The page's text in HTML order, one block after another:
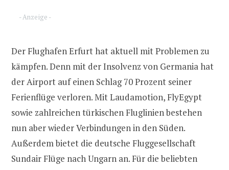
- Anzeige -
Der Flughafen Erfurt hat aktuell mit Problemen zu
kämpfen. Denn mit der Insolvenz von Germania hat
der Airport auf einen Schlag 70 Prozent seiner
Ferienflüge verloren. Mit Laudamotion, FlyEgypt
sowie zahlreichen türkischen Fluglinien bestehen
nun aber wieder Verbindungen in den Süden.
Außerdem bietet die deutsche Fluggesellschaft
Sundair Flüge nach Ungarn an. Für die beliebten